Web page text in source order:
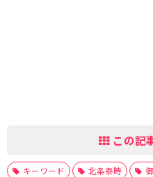
この記
キーワード 北条泰時